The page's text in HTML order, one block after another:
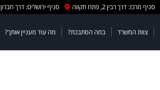
סניף מרכז: דרך רבין 2, פתח תקווה סניף ירושלים: דרך חברון 101, ירושלים
צוות המשרד במה הסתבכת? מה עוד מעניין אותך?